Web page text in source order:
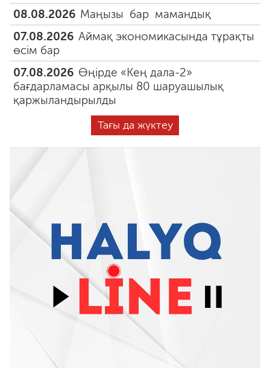
08.08.2026 Маңызы бар мамандық
07.08.2026 Аймақ экономикасында тұрақты
өсім бар
07.08.2026 Өңірде «Кең дала-2»
бағдарламасы арқылы 80 шаруашылық
қаржыландырылды
Тағы да жүктеу